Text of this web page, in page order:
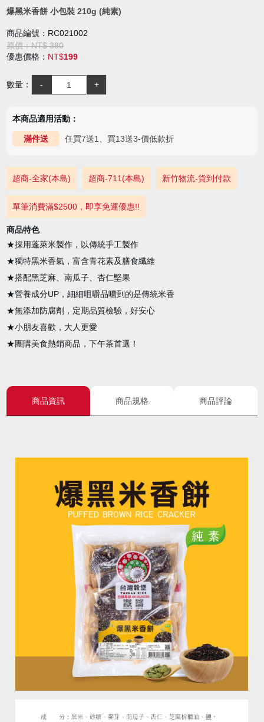
爆黑米香餅 小包裝 210g (純素)
商品編號：RC021002
原價：NT$ 380
優惠價格： NT$199
數量：
本商品適用活動：
滿件送 任買7送1、買13送3-價低款折
超商-全家(本島) 超商-711(本島) 新竹物流-貨到付款
單筆消費滿$2500，即享免運優惠!!
商品特色
★採用蓬萊米製作，以傳統手工製作
★獨特黑米香氣，富含青花素及膳食纖維
★搭配黑芝麻、南瓜子、杏仁堅果
★營養成分UP，細細咀嚼品嚐到的是傳統米香
★無添加防腐劑，定期品質檢驗，好安心
★小朋友喜歡，大人更愛
★團購美食熱銷商品，下午茶首選！
商品資訊 商品規格 商品評論